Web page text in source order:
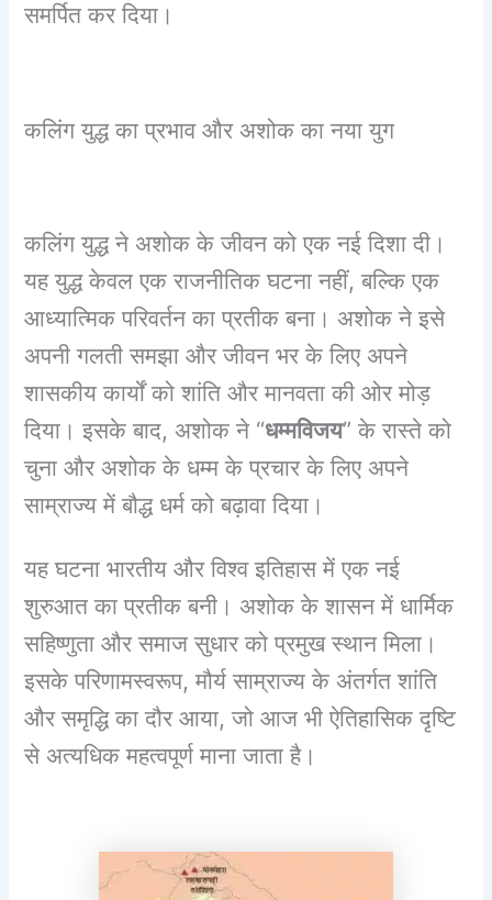
समर्पित कर दिया।
कलिंग युद्ध का प्रभाव और अशोक का नया युग
कलिंग युद्ध ने अशोक के जीवन को एक नई दिशा दी।
यह युद्ध केवल एक राजनीतिक घटना नहीं, बल्कि एक
आध्यात्मिक परिवर्तन का प्रतीक बना। अशोक ने इसे
अपनी गलती समझा और जीवन भर के लिए अपने
शासकीय कार्यों को शांति और मानवता की ओर मोड़
दिया। इसके बाद, अशोक ने “धम्मविजय” के रास्ते को
चुना और अशोक के धम्म के प्रचार के लिए अपने
साम्राज्य में बौद्ध धर्म को बढ़ावा दिया।
यह घटना भारतीय और विश्व इतिहास में एक नई
शुरुआत का प्रतीक बनी। अशोक के शासन में धार्मिक
सहिष्णुता और समाज सुधार को प्रमुख स्थान मिला।
इसके परिणामस्वरूप, मौर्य साम्राज्य के अंतर्गत शांति
और समृद्धि का दौर आया, जो आज भी ऐतिहासिक दृष्टि
से अत्यधिक महत्वपूर्ण माना जाता है।